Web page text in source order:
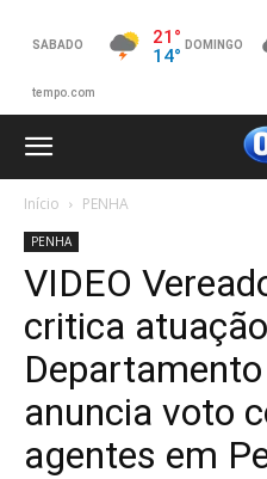
Início PENHA
PENHA
VIDEO
critica
anuncia voto
agentes em